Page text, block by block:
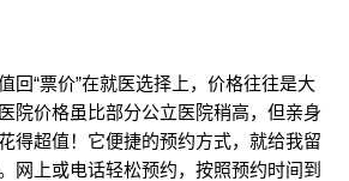
回“票价”在就医选择上，价格往往是大
院价格虽比部分公立医院稍高，但亲身
得超值！它便捷的预约方式，就给我留
网上或电话轻松预约，按照预约时间到